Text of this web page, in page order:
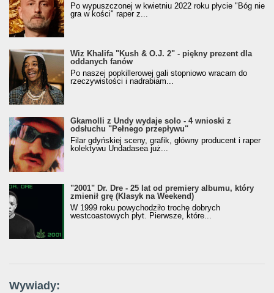
Po wypuszczonej w kwietniu 2022 roku płycie "Bóg nie
gra w kości" raper z...
Wiz Khalifa "Kush & O.J. 2" - piękny prezent dla
oddanych fanów
Po naszej popkillerowej gali stopniowo wracam do
rzeczywistości i nadrabiam...
Gkamolli z Undy wydaje solo - 4 wnioski z
odsłuchu "Pełnego przepływu"
Filar gdyńskiej sceny, grafik, główny producent i raper
kolektywu Undadasea już...
"2001" Dr. Dre - 25 lat od premiery albumu, który
zmienił grę (Klasyk na Weekend)
W 1999 roku powychodziło trochę dobrych
westcoastowych płyt. Pierwsze, które...
Wywiady: